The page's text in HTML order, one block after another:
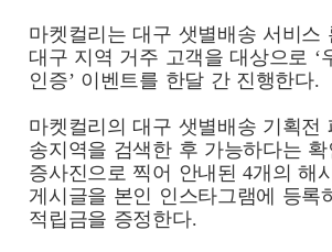
마켓컬리는 대구 샛별배송 서비스
대구 지역 거주 고객을 대상으로 ‘
인증’ 이벤트를 한달 간 진행한다.
마켓컬리의 대구 샛별배송 기획전
송지역을 검색한 후 가능하다는
증사진으로 찍어 안내된 4개의 해
게시글을 본인 인스타그램에 등록
적립금을 증정한다.